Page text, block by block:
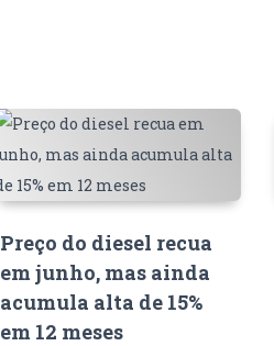
Preço do diesel recua
em junho, mas ainda
acumula alta de 15%
em 12 meses